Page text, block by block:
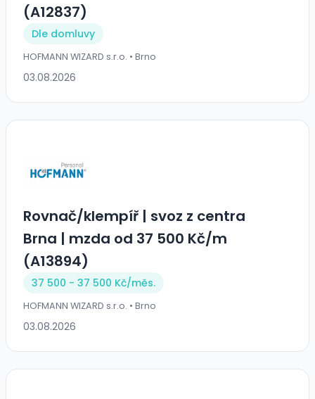
(A12837)
Dle domluvy
HOFMANN WIZARD s.r.o. • Brno
03.08.2026
️Rovnač/klempíř️ | svoz z centra
Brna | mzda od 37 500 Kč/m
(A13894)
37 500 - 37 500 Kč/měs.
HOFMANN WIZARD s.r.o. • Brno
03.08.2026